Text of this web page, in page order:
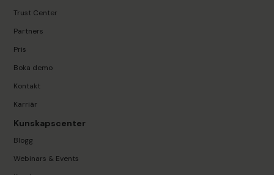
Trust Center
Partners
Pris
Boka demo
Kontakt
Karriär
Kunskapscenter
Blogg
Webinars & Events